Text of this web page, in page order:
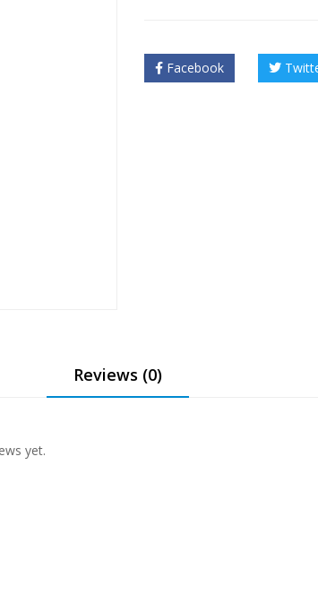
Facebook
Reviews (0)
yet.